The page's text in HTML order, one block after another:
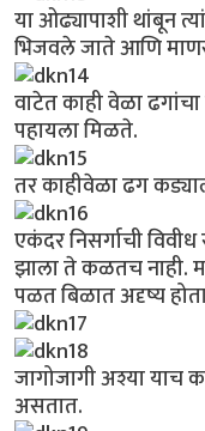
या ओढ्यापाशी थांबून
भिजवले जाते आणि
वाटेत काही वेळा
पहायला मिळते.
तर काहीवेळा ढग
एकंदर निसर्गाची
झाला ते कळतच नाही.
पळत बिळात अदृष्य
जागोजागी अश्या याच
असतात.